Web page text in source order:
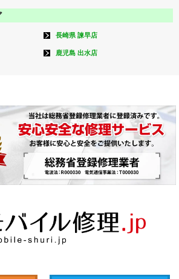
長崎県 諫早店
鹿児島 出水店